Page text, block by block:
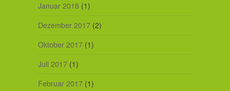
Januar 2018 (1)
Dezember 2017(2)
Oktober 2017(1)
Juli 2017(1)
Februar 2017(1)